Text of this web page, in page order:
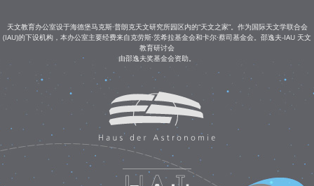
天文教育办公室设于海德堡马克斯·普朗克天文研究所园区内的“天文之家”。作为国际天文学联合会
(IAU)的下设机构，本办公室主要经费来自克劳斯·茨希拉基金会和卡尔·蔡司基金会。邵逸夫-IAU 天文
教育研讨会
由邵逸夫奖基金会资助。